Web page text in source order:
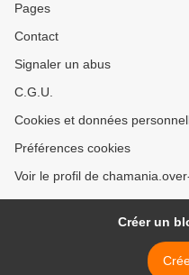
Pages
Contact
Signaler un abus
C.G.U.
Cookies et données
Préférences cookies
Voir le profil de
Créer un